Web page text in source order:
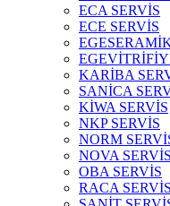
ECA SERVİS
ECE SERVİS
KARİBA
SANİCA
KİWA SERVİS
NKP SERVİS
NORM
NOVA SERVİS
OBA SERVİS
RACA SERVİS